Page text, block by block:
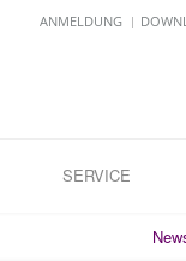
ANMELDUNG
SERVICE